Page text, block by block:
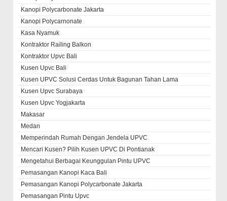
Kanopi Polycarbonate Jakarta
Kanopi Polycarnonate
Kasa Nyamuk
Kontraktor Railing Balkon
Kontraktor Upvc Bali
Kusen Upvc Bali
Kusen UPVC Solusi Cerdas Untuk Bagunan Tahan Lama
Kusen Upvc Surabaya
Kusen Upvc Yogjakarta
Makasar
Medan
Memperindah Rumah Dengan Jendela UPVC
Mencari Kusen? Pilih Kusen UPVC Di Pontianak
Mengetahui Berbagai Keunggulan Pintu UPVC
Pemasangan Kanopi Kaca Bali
Pemasangan Kanopi Polycarbonate Jakarta
Pemasangan Pintu Upvc